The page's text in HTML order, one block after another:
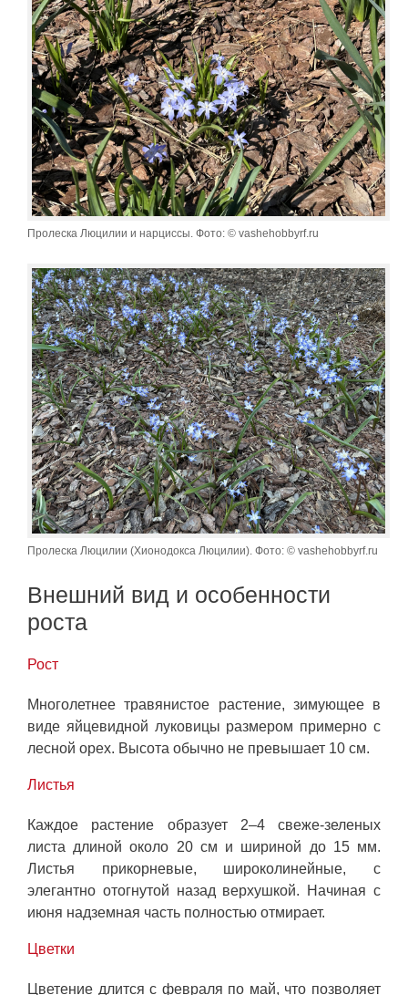
Пролеска Люцилии и нарциссы. Фото: © vashehobbyrf.ru
Пролеска Люцилии (Хионодокса Люцилии). Фото: © vashehobbyrf.ru
Внешний вид и особенности
роста
Рост
Многолетнее травянистое растение, зимующее в
виде яйцевидной луковицы размером примерно с
лесной орех. Высота обычно не превышает 10 см.
Листья
Каждое растение образует 2–4 свеже-зеленых
листа длиной около 20 см и шириной до 15 мм.
Листья прикорневые, широколинейные, с
элегантно отогнутой назад верхушкой. Начиная с
июня надземная часть полностью отмирает.
Цветки
Цветение длится с февраля по май, что позволяет